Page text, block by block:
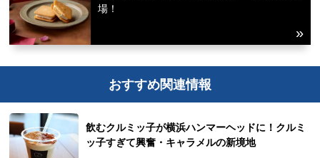
場！
おすすめ関連情報
飲むクルミッ子が横浜ハンマーヘッドに！クルミ
ッ子すぎて興奮・キャラメルの新境地